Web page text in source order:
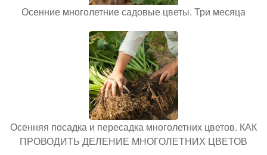
Осенние многолетние садовые цветы. Три месяца
Осенняя посадка и пересадка многолетних цветов. КАК
ПРОВОДИТЬ ДЕЛЕНИЕ МНОГОЛЕТНИХ ЦВЕТОВ